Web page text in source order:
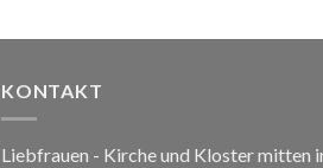
KONTAKT
Liebfrauen - Kirche und Kloster mitten